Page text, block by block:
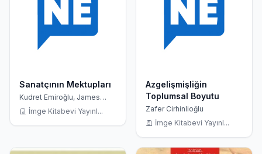
Sanatçının Mektupları
Kudret Emiroğlu, James
Joyce
İmge Kitabevi Yayınl...
Azgelişmişliğin
Toplumsal Boyutu
Zafer Cirhinlioğlu
İmge Kitabevi Yayınl...